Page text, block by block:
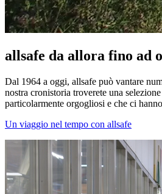
allsafe da allora fino ad
Dal 1964 a oggi, allsafe può vantare
nostra cronistoria troverete una
particolarmente orgogliosi e che ci
Un viaggio nel tempo con allsafe